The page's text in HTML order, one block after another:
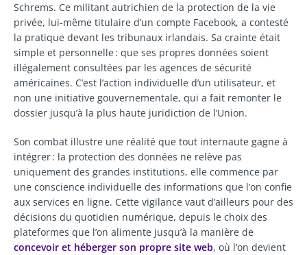
Schrems. Ce militant autrichien de la protection de la vie
privée, lui-même titulaire d’un compte Facebook, a contesté
la pratique devant les tribunaux irlandais. Sa crainte était
simple et personnelle : que ses propres données soient
illégalement consultées par les agences de sécurité
américaines. C’est l’action individuelle d’un utilisateur, et
non une initiative gouvernementale, qui a fait remonter le
dossier jusqu’à la plus haute juridiction de l’Union.
Son combat illustre une réalité que tout internaute gagne à
intégrer : la protection des données ne relève pas
uniquement des grandes institutions, elle commence par
une conscience individuelle des informations que l’on confie
aux services en ligne. Cette vigilance vaut d’ailleurs pour des
décisions du quotidien numérique, depuis le choix des
plateformes que l’on alimente jusqu’à la manière de
concevoir et héberger son propre site web, où l’on devient